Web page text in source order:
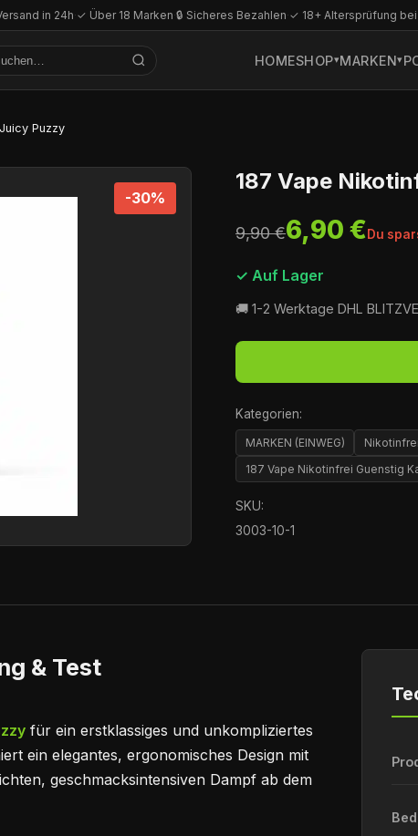
in 24h·✓ Über 18 Marken·🔒 Sicheres Bezahlen·✓ 18+ Altersprüfung
HOMESHOP MARKEN
Puzzy
-30%
187 Vape
9,90 €6,90 €Du
✓ Auf Lager
🚚 1-2 Werktage DHL
Kategorien:
MARKEN (EINWEG)
187 Vape Nikotinfrei Guenstig
SKU:
3003-10-1
& Test
für ein erstklassiges und unkompliziertes
ein elegantes, ergonomisches Design mit
geschmacksintensiven Dampf ab dem